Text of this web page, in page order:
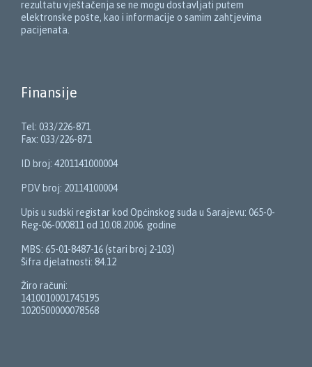
rezultatu vještačenja se ne mogu dostavljati putem
elektronske pošte, kao i informacije o samim zahtjevima
pacijenata.
Finansije
Tel: 033/226-871
Fax: 033/226-871
ID broj: 4201141000004
PDV broj: 20114100004
Upis u sudski registar kod Općinskog suda u Sarajevu: 065-0-
Reg-06-000811 od 10.08.2006. godine
MBS: 65-01-8487-16 (stari broj 2-103)
Šifra djelatnosti: 84.12
Žiro računi:
1410010001745195
1020500000078568